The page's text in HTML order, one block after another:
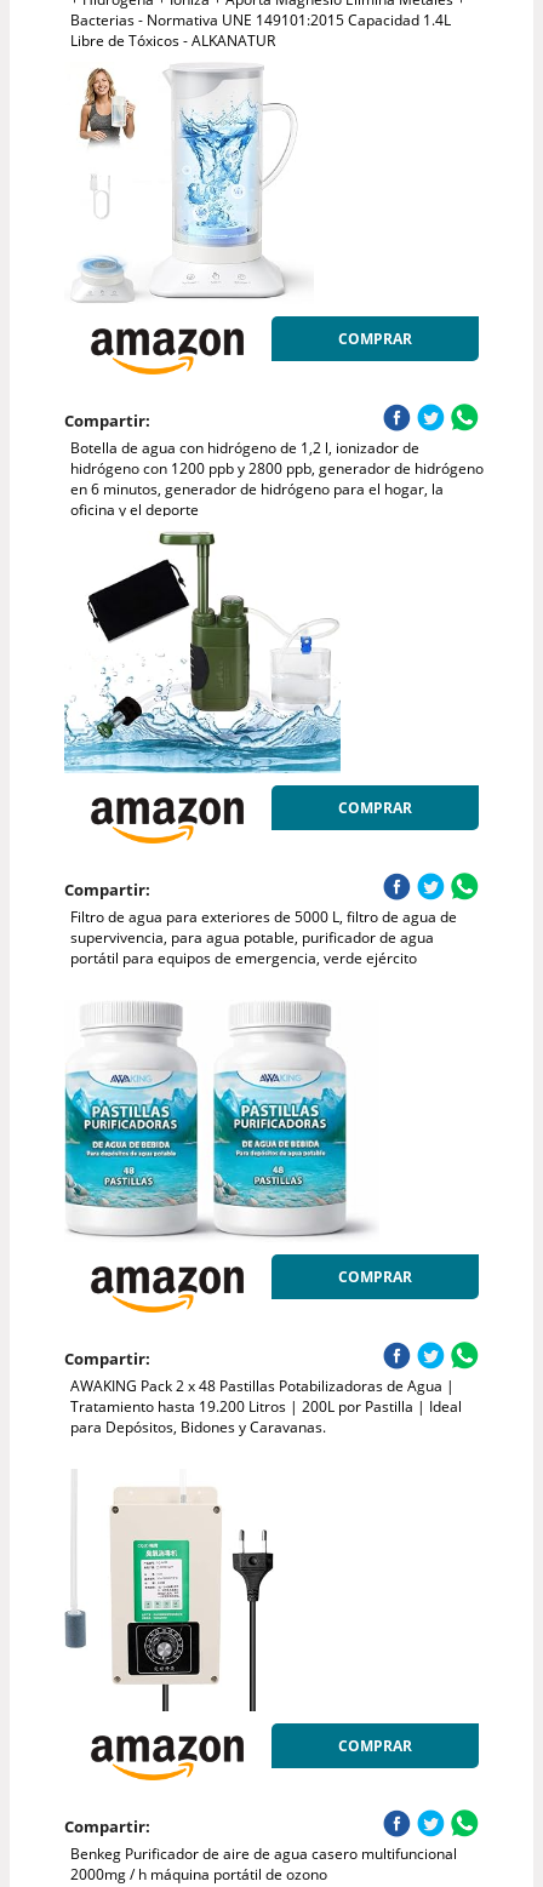
Bacterias - Normativa UNE 149101:2015 Capacidad 1.4L
Libre de Tóxicos - ALKANATUR
COMPRAR
Compartir:
Botella de agua con hidrógeno de 1,2 l, ionizador de
hidrógeno con 1200 ppb y 2800 ppb, generador de hidrógeno
en 6 minutos, generador de hidrógeno para el hogar, la
oficina y el deporte
COMPRAR
Compartir:
Filtro de agua para exteriores de 5000 L, filtro de agua de
supervivencia, para agua potable, purificador de agua
portátil para equipos de emergencia, verde ejército
COMPRAR
Compartir:
AWAKING Pack 2 x 48 Pastillas Potabilizadoras de Agua |
Tratamiento hasta 19.200 Litros | 200L por Pastilla | Ideal
para Depósitos, Bidones y Caravanas.
COMPRAR
Compartir:
Benkeg Purificador de aire de agua casero multifuncional
2000mg / h máquina portátil de ozono